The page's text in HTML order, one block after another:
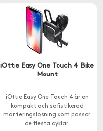
iOttie Easy One Touch 4 Bike
Mount
iOttie Easy One Touch 4 är en
kompakt och sofistikerad
monteringslösning som passar
de flesta cyklar.